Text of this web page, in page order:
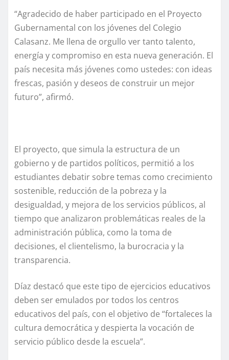
“Agradecido de haber participado en el Proyecto
Gubernamental con los jóvenes del Colegio
Calasanz. Me llena de orgullo ver tanto talento,
energía y compromiso en esta nueva generación. El
país necesita más jóvenes como ustedes: con ideas
frescas, pasión y deseos de construir un mejor
futuro”, afirmó.
El proyecto, que simula la estructura de un
gobierno y de partidos políticos, permitió a los
estudiantes debatir sobre temas como crecimiento
sostenible, reducción de la pobreza y la
desigualdad, y mejora de los servicios públicos, al
tiempo que analizaron problemáticas reales de la
administración pública, como la toma de
decisiones, el clientelismo, la burocracia y la
transparencia.
Díaz destacó que este tipo de ejercicios educativos
deben ser emulados por todos los centros
educativos del país, con el objetivo de “fortaleces la
cultura democrática y despierta la vocación de
servicio público desde la escuela”.